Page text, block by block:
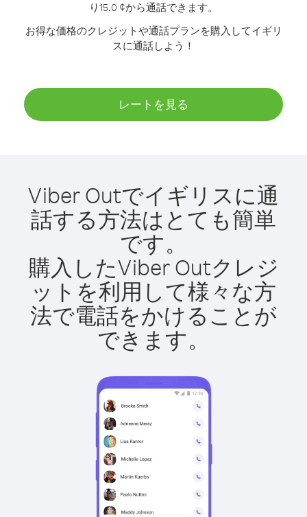
り15.0 ¢から通話できます。
お得な価格のクレジットや通話プランを購入してイギリ
スに通話しよう！
レートを見る
Viber Outでイギリスに通
話する方法はとても簡単
です。
購入したViber Outクレジ
ットを利用して様々な方
法で電話をかけることが
できます。